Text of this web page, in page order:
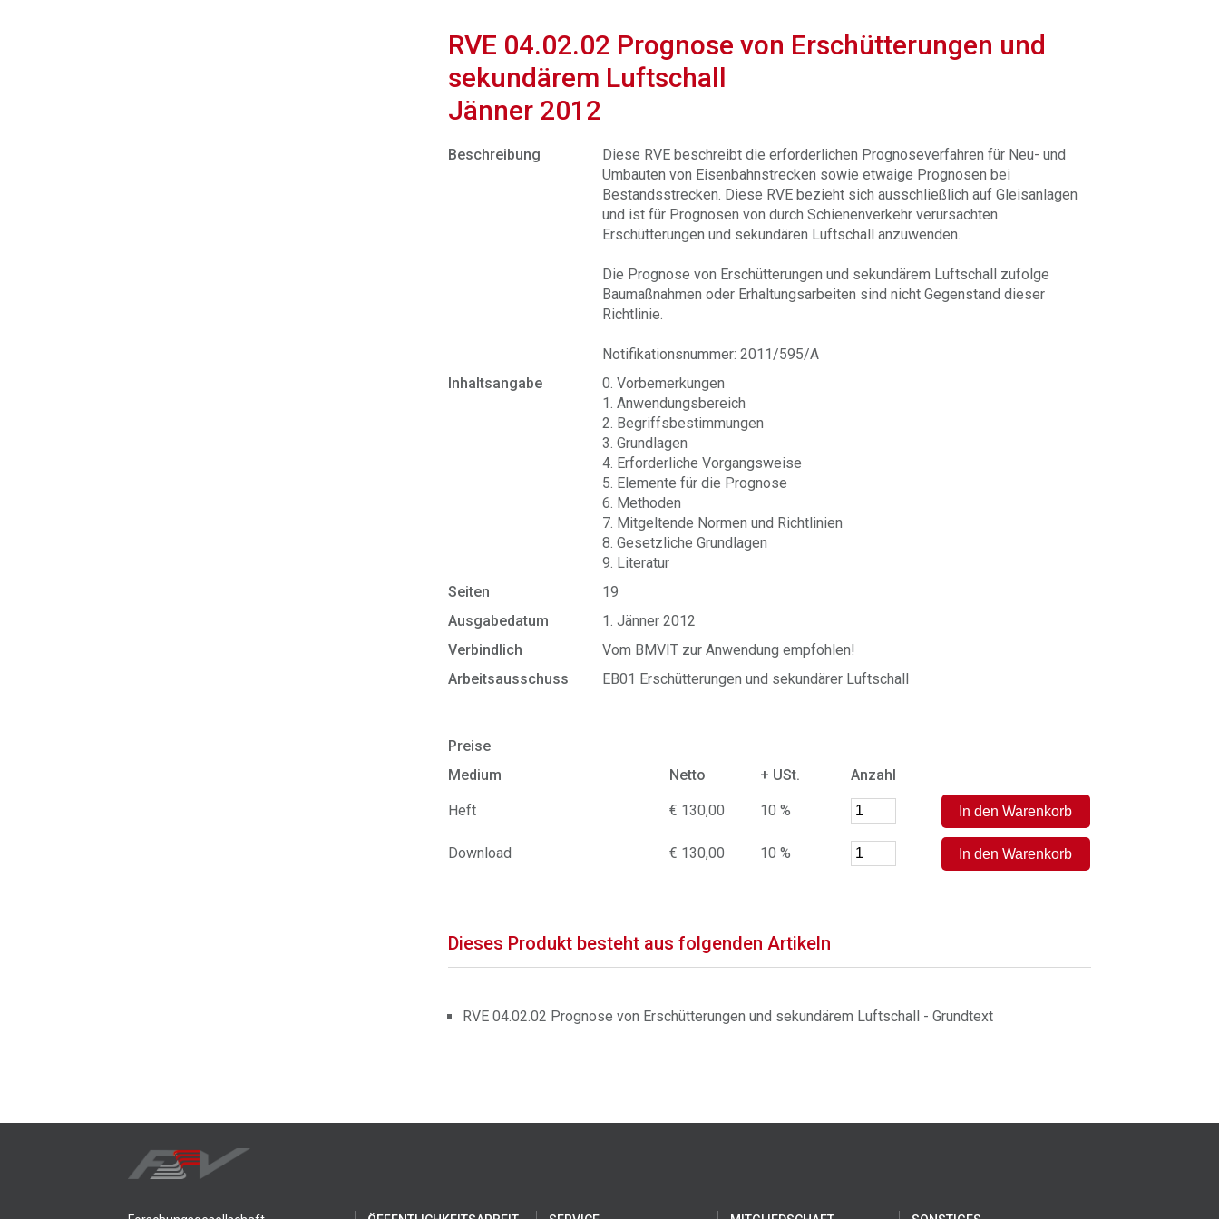
RVE 04.02.02 Prognose von Erschütterungen und
sekundärem Luftschall
Jänner 2012
Beschreibung
Diese RVE beschreibt die erforderlichen Prognoseverfahren für Neu- und
Umbauten von Eisenbahnstrecken sowie etwaige Prognosen bei
Bestandsstrecken. Diese RVE bezieht sich ausschließlich auf Gleisanlagen
und ist für Prognosen von durch Schienenverkehr verursachten
Erschütterungen und sekundären Luftschall anzuwenden.
Die Prognose von Erschütterungen und sekundärem Luftschall zufolge
Baumaßnahmen oder Erhaltungsarbeiten sind nicht Gegenstand dieser
Richtlinie.
Notifikationsnummer: 2011/595/A
Inhaltsangabe
0. Vorbemerkungen
1. Anwendungsbereich
2. Begriffsbestimmungen
3. Grundlagen
4. Erforderliche Vorgangsweise
5. Elemente für die Prognose
6. Methoden
7. Mitgeltende Normen und Richtlinien
8. Gesetzliche Grundlagen
9. Literatur
Seiten
19
Ausgabedatum
1. Jänner 2012
Verbindlich
Vom BMVIT zur Anwendung empfohlen!
Arbeitsausschuss
EB01 Erschütterungen und sekundärer Luftschall
Preise
Medium
Netto + USt. Anzahl
Heft € 130,00 10 %
Download € 130,00 10 %
Dieses Produkt besteht aus folgenden Artikeln
RVE 04.02.02 Prognose von Erschütterungen und sekundärem Luftschall - Grundtext